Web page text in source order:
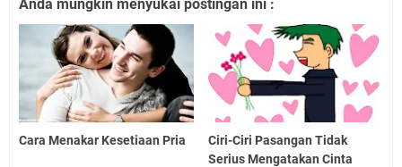
Anda mungkin menyukai postingan ini :
Cara Menakar Kesetiaan Pria
Ciri-Ciri Pasangan Tidak
Serius Mengatakan Cinta